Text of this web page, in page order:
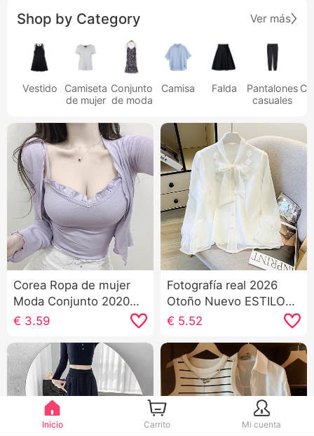
Shop by Category Ver más
Vestido
Camiseta
de mujer
Conjunto
de moda
Camisa Falda
Pantalones
casuales
Corea Ropa de mujer
Moda Conjunto 2020
Ajustado Camisola
dos piezas Camiseta
Top Mujer
€ 3.59
Fotografía real 2026
Otoño Nuevo ESTILO
OCCIDENTAL Moda
Color Chifón Manga
Larga Camisa Top
Mujer Lazo
€ 5.52
Inicio Carrito Mi cuenta